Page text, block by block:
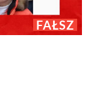
FAŁSZ